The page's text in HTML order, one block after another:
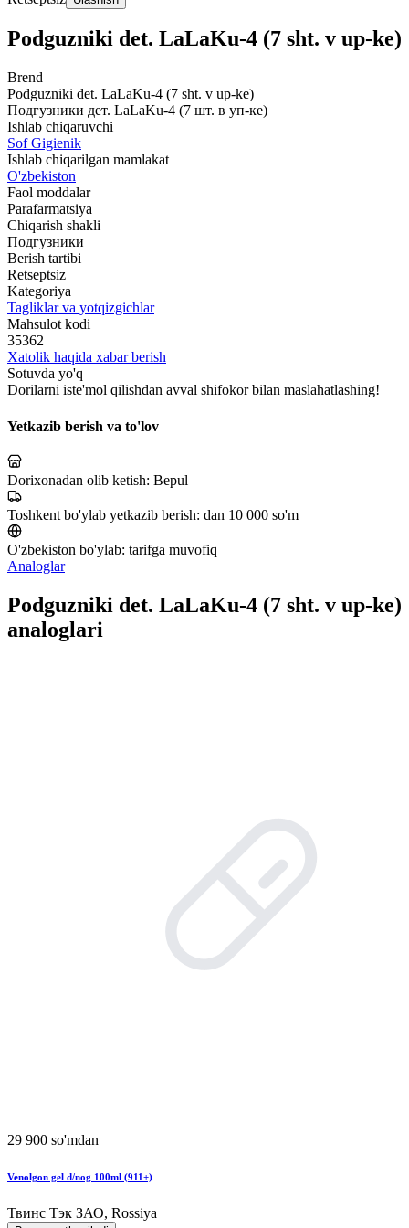
Podguzniki det. LaLaKu-4 (7 sht. v up-ke)
Brend
Podguzniki det. LaLaKu-4 (7 sht. v up-ke)
Подгузники дет. LaLaKu-4 (7 шт. в уп-ке)
Ishlab chiqaruvchi
Sof Gigienik
Ishlab chiqarilgan mamlakat
O'zbekiston
Faol moddalar
Parafarmatsiya
Chiqarish shakli
Подгузники
Berish tartibi
Retseptsiz
Kategoriya
Tagliklar va yotqizgichlar
Mahsulot kodi
35362
Xatolik haqida xabar berish
Sotuvda yo'q
Dorilarni iste'mol qilishdan avval shifokor bilan maslahatlashing!
Yetkazib berish va to'lov
Dorixonadan olib ketish: Bepul
Toshkent bo'ylab yetkazib berish: dan 10 000 so'm
O'zbekiston bo'ylab: tarifga muvofiq
Analoglar
Podguzniki det. LaLaKu-4 (7 sht. v up-ke)
analoglari
29 900 so'mdan
Venolgon gel d/nog 100ml (911+)
Твинс Тэк ЗАО, Rossiya